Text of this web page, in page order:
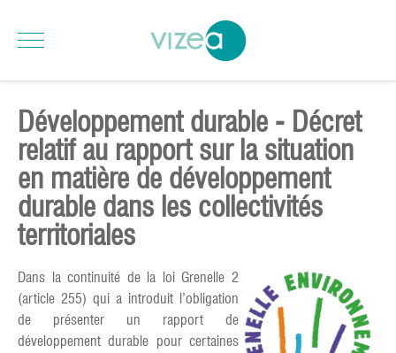
Développement durable - Décret
relatif au rapport sur la situation
en matière de développement
durable dans les collectivités
territoriales
Dans la continuité de la loi Grenelle 2
(article 255) qui a introduit l’obligation
de présenter un rapport de
développement durable pour certaines